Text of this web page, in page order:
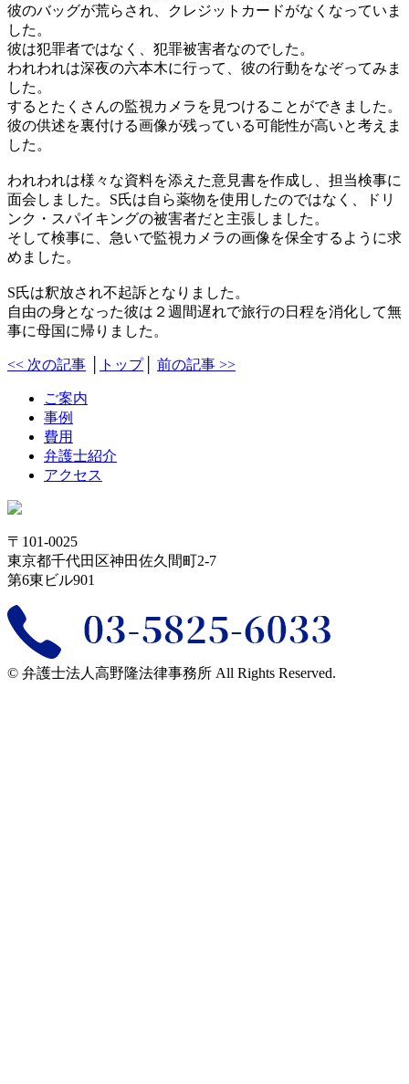
彼のバッグが荒らされ、クレジットカードがなくなっていま
した。
彼は犯罪者ではなく、犯罪被害者なのでした。
われわれは深夜の六本木に行って、彼の行動をなぞってみま
した。
するとたくさんの監視カメラを見つけることができました。
彼の供述を裏付ける画像が残っている可能性が高いと考えま
した。
われわれは様々な資料を添えた意見書を作成し、担当検事に
面会しました。S氏は自ら薬物を使用したのではなく、ドリ
ンク・スパイキングの被害者だと主張しました。
そして検事に、急いで監視カメラの画像を保全するように求
めました。
S氏は釈放され不起訴となりました。
自由の身となった彼は２週間遅れで旅行の日程を消化して無
事に母国に帰りました。
<< 次の記事 トップ│ 前の記事 >>
ご案内
事例
費用
弁護士紹介
アクセス
〒101-0025
東京都千代田区神田佐久間町2-7
第6東ビル901
©︎ 弁護士法人高野隆法律事務所 All Rights Reserved.